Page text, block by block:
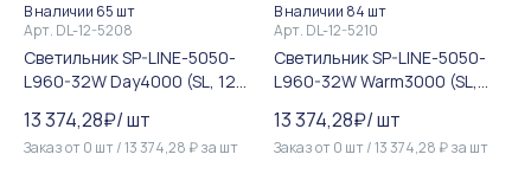
В наличии 65 шт
Арт. DL-12-5208
Светильник SP-LINE-5050-
L960-32W Day4000 (SL, 120
13 374,28₽/шт
Заказ от0 шт/13 374,28 ₽за шт
В наличии 84 шт
Арт. DL-12-5210
Светильник SP-LINE-5050-
L960-32W Warm3000 (SL,
13 374,28₽/шт
Заказ от0 шт/13 374,28 ₽за шт